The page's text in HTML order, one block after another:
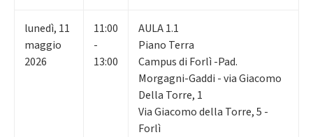
lunedì, 11
maggio
2026
11:00
-
13:00
AULA 1.1
Piano Terra
Campus di Forlì -Pad.
Morgagni-Gaddi - via Giacomo
Della Torre, 1
Via Giacomo della Torre, 5 -
Forlì